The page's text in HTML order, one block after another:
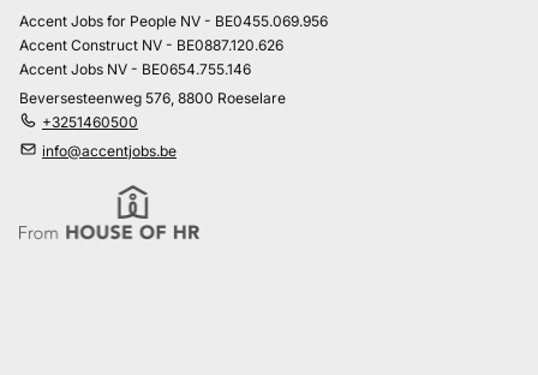
Accent Jobs for People NV - BE0455.069.956
Accent Construct NV - BE0887.120.626
Accent Jobs NV - BE0654.755.146
Beversesteenweg 576, 8800 Roeselare
+3251460500
info@accentjobs.be